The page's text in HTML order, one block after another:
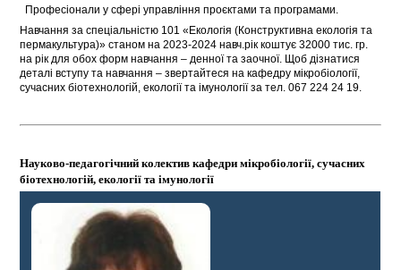
 Професіонали у сфері управління проєктами та програмами.
Навчання за спеціальністю 101 «Екологія (Конструктивна екологія та
пермакультура)» станом на 2023-2024 навч.рік коштує 32000 тис. гр.
на рік для обох форм навчання – денної та заочної. Щоб дізнатися
деталі вступу та навчання – звертайтеся на кафедру мікробіології,
сучасних біотехнологій, екології та імунології за тел. 067 224 24 19.
Науково-педагогічний колектив кафедри мікробіології, сучасних
біотехнологій, екології та імунології